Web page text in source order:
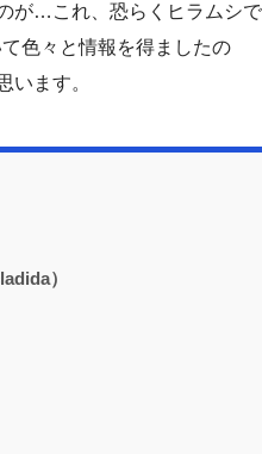
が…これ、恐らくヒラムシで
色々と情報を得ましたの
います。
）